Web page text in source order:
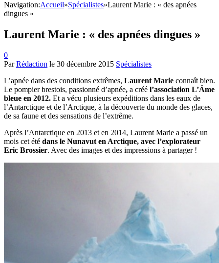
Navigation:Accueil»Spécialistes»Laurent Marie : « des apnées
dingues »
Laurent Marie : « des apnées dingues »
0
ParRédaction le 30 décembre 2015 Spécialistes
L’apnée dans des conditions extrêmes, Laurent Marie connaît bien.
Le pompier brestois, passionné d’apnée, a créé l’association L’Âme
bleue en 2012. Et a vécu plusieurs expéditions dans les eaux de
l’Antarctique et de l’Arctique, à la découverte du monde des glaces,
de sa faune et des sensations de l’extrême.
Après l’Antarctique en 2013 et en 2014, Laurent Marie a passé un
mois cet été dans le Nunavut en Arctique, avec l’explorateur
Eric Brossier. Avec des images et des impressions à partager !